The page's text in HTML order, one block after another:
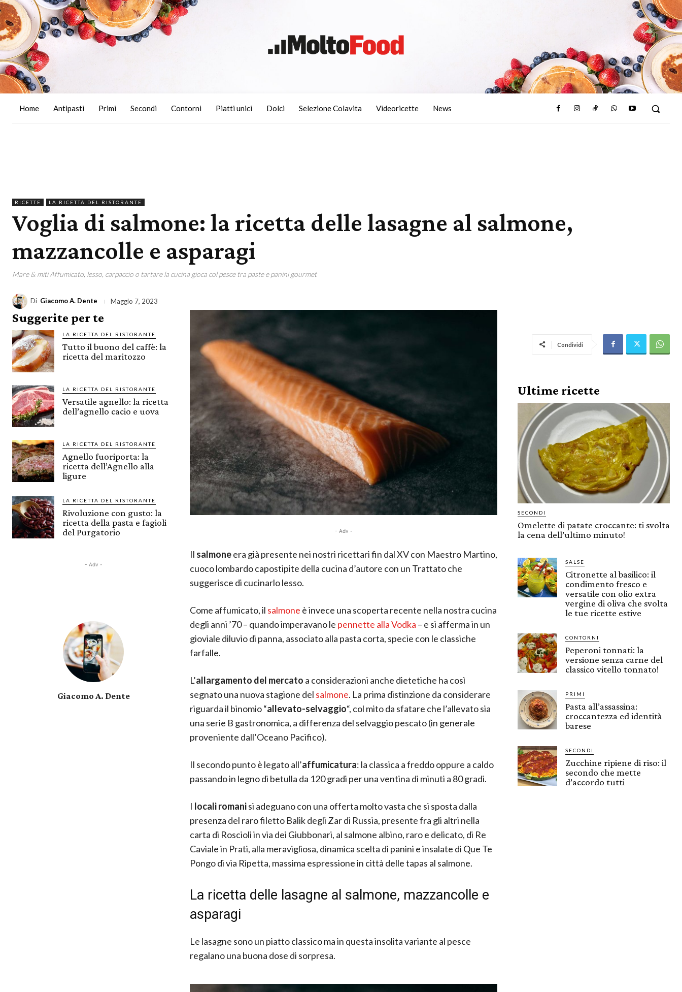
Home Antipasti Primi Secondi Contorni Piatti unici Dolci Selezione Colavita Videoricette News
RICETTE LA RICETTA DEL RISTORANTE
Voglia di salmone: la ricetta delle lasagne al salmone,
mazzancolle e asparagi
Mare & miti Affumicato, lesso, carpaccio o tartare la cucina gioca col pesce tra paste e panini gourmet
Di Giacomo A. Dente Maggio 7, 2023
Suggerite per te
LA RICETTA DEL RISTORANTE
Tutto il buono del caffè: la
ricetta del maritozzo
LA RICETTA DEL RISTORANTE
Versatile agnello: la ricetta
dell’agnello cacio e uova
LA RICETTA DEL RISTORANTE
Agnello fuoriporta: la
ricetta dell’Agnello alla
ligure
LA RICETTA DEL RISTORANTE
Rivoluzione con gusto: la
ricetta della pasta e fagioli
del Purgatorio
- Adv -
Giacomo A. Dente
- Adv -
Il salmoneera già presente nei nostri ricettari fin dal XV con Maestro Martino,
cuoco lombardo capostipite della cucina d’autore con un Trattato che
suggerisce di cucinarlo lesso.
Come affumicato, il salmone è invece una scoperta recente nella nostra cucina
degli anni ’70 – quando imperavano le pennette alla Vodka – e si afferma in un
gioviale diluvio di panna, associato alla pasta corta, specie con le classiche
farfalle.
L’allargamento del mercato a considerazioni anche dietetiche ha così
segnato una nuova stagione del salmone. La prima distinzione da considerare
riguarda il binomio “allevato-selvaggio“, col mito da sfatare che l’allevato sia
una serie B gastronomica, a differenza del selvaggio pescato (in generale
proveniente dall’Oceano Pacifico).
Il secondo punto è legato all’affumicatura: la classica a freddo oppure a caldo
passando in legno di betulla da 120 gradi per una ventina di minuti a 80 gradi.
I locali romanisi adeguano con una offerta molto vasta che si sposta dalla
presenza del raro filetto Balik degli Zar di Russia, presente fra gli altri nella
carta di Roscioli in via dei Giubbonari, al salmone albino, raro e delicato, di Re
Caviale in Prati, alla meravigliosa, dinamica scelta di panini e insalate di Que Te
Pongo di via Ripetta, massima espressione in città delle tapas al salmone.
La ricetta delle lasagne al salmone, mazzancolle e
asparagi
Le lasagne sono un piatto classico ma in questa insolita variante al pesce
regalano una buona dose di sorpresa.
Condividi
Ultime ricette
SECONDI
Omelette di patate croccante: ti svolta
la cena dell’ultimo minuto!
SALSE
Citronette al basilico: il
condimento fresco e
versatile con olio extra
vergine di oliva che svolta
le tue ricette estive
CONTORNI
Peperoni tonnati: la
versione senza carne del
classico vitello tonnato!
PRIMI
Pasta all’assassina:
croccantezza ed identità
barese
SECONDI
Zucchine ripiene di riso: il
secondo che mette
d’accordo tutti